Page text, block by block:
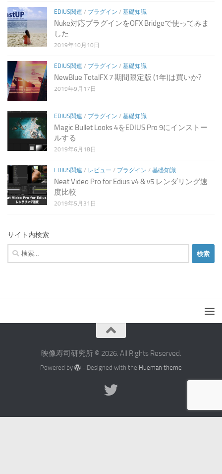
EDIUS関連 / プラグイン / 基礎知識
Nuke対応プラグインをOFX Bridgeで使ってみま
した
2019年10月10日
EDIUS関連 / プラグイン / 基礎知識
NewBlue TotalFX 7 期間限定版 (1年)は買いか?
2019年9月17日
EDIUS関連 / プラグイン / 基礎知識
Magic Bullet Looks 4をEDIUS Pro 9にインストー
ルする
2019年6月18日
EDIUS関連 / レビュー / プラグイン / 基礎知識
Neat Video Pro for Edius v4 & v5 レンダリング速
度比較
2019年5月31日
サイト内検索
検
索:
映像寿司研究所 © 2026. All Rights Reserved.
Powered by - Designed with the Hueman theme